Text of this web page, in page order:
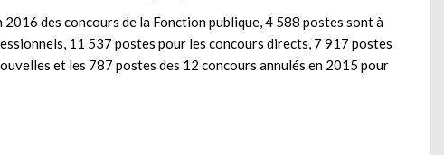
des concours de la Fonction publique, 4 588 postes sont à
11 537 postes pour les concours directs, 7 917 postes
et les 787 postes des 12 concours annulés en 2015 pour